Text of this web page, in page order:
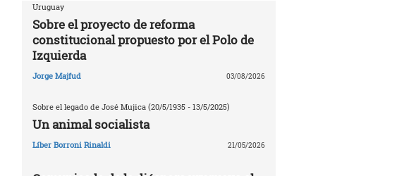
Uruguay
Sobre el proyecto de reforma
constitucional propuesto por el Polo de
Izquierda
Jorge Majfud 03/08/2026
Sobre el legado de José Mujica (20/5/1935 - 13/5/2025)
Un animal socialista
Líber Borroni Rinaldi 21/05/2026